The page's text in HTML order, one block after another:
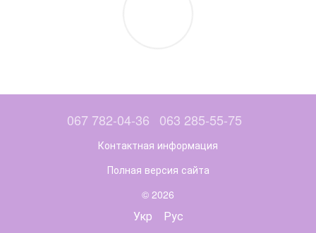
067 782-04-36 063 285-55-75
Контактная информация
Полная версия сайта
© 2026
Укр Рус